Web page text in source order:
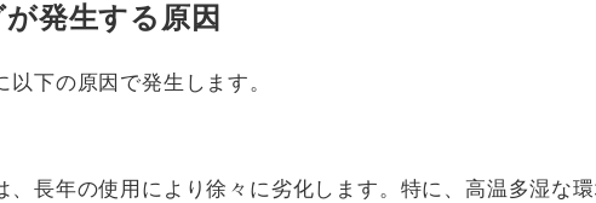
発生する原因
下の原因で発生します。
、長年の使用により徐々に劣化します。特に、高温多湿な